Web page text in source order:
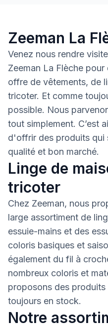
Zeeman La
Venez nous rendre
Zeeman La Flèche
offre de vêtements, de
tricoter. Et comme
possible. Nous
tout simplement. C’est
d'offrir des produits qui
qualité et bon marché.
Linge de
tricoter
Chez Zeeman, nous
large assortiment de
essuie-mains et des
coloris basiques et
également du fil à
nombreux coloris et
proposons des
toujours en stock.
Notre